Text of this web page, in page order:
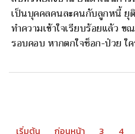
เป็นบุคคลคนละคนกับลูกหนี้ ยุ
ทำความเข้าใจเรียบร้อยแล้ว
รอบคอบ หากตกใจซ็อก-ป่วย ใ
เริ่มต้น ก่อนหน้า 3 4